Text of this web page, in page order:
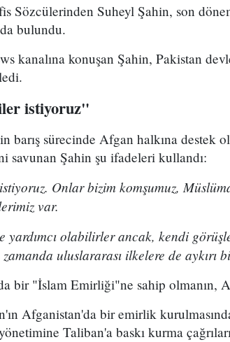
Sözcülerinden Suheyl Şahin, son
bulundu.
kanalına konuşan Şahin, Pakistan
istiyoruz"
barış sürecinde Afgan halkına destek
savunan Şahin şu ifadeleri kullandı:
Onlar bizim komşumuz,
var.
yardımcı olabilirler ancak, kendi
zamanda uluslararası ilkelere de aykırı
bir "İslam Emirliği"ne sahip olmanın,
Afganistan'da bir emirlik
Taliban'a baskı kurma